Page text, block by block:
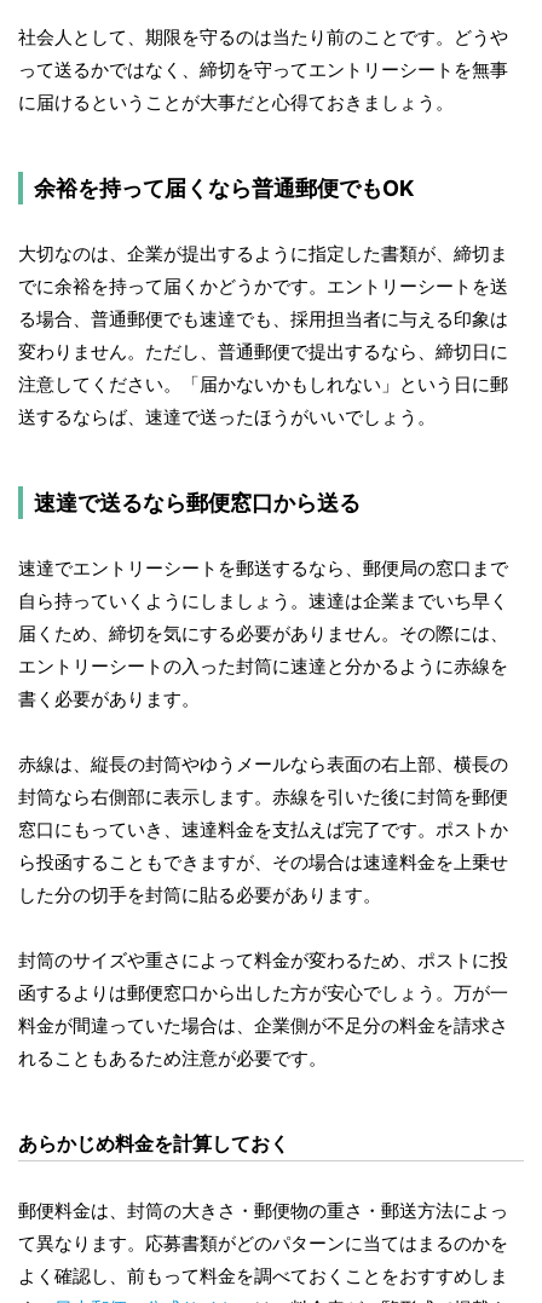
社会人として、期限を守るのは当たり前のことです。どうや
って送るかではなく、締切を守ってエントリーシートを無事
に届けるということが大事だと心得ておきましょう。
余裕を持って届くなら普通郵便でもOK
大切なのは、企業が提出するように指定した書類が、締切ま
でに余裕を持って届くかどうかです。エントリーシートを送
る場合、普通郵便でも速達でも、採用担当者に与える印象は
変わりません。ただし、普通郵便で提出するなら、締切日に
注意してください。「届かないかもしれない」という日に郵
送するならば、速達で送ったほうがいいでしょう。
速達で送るなら郵便窓口から送る
速達でエントリーシートを郵送するなら、郵便局の窓口まで
自ら持っていくようにしましょう。速達は企業までいち早く
届くため、締切を気にする必要がありません。その際には、
エントリーシートの入った封筒に速達と分かるように赤線を
書く必要があります。
赤線は、縦長の封筒やゆうメールなら表面の右上部、横長の
封筒なら右側部に表示します。赤線を引いた後に封筒を郵便
窓口にもっていき、速達料金を支払えば完了です。ポストか
ら投函することもできますが、その場合は速達料金を上乗せ
した分の切手を封筒に貼る必要があります。
封筒のサイズや重さによって料金が変わるため、ポストに投
函するよりは郵便窓口から出した方が安心でしょう。万が一
料金が間違っていた場合は、企業側が不足分の料金を請求さ
れることもあるため注意が必要です。
あらかじめ料金を計算しておく
郵便料金は、封筒の大きさ・郵便物の重さ・郵送方法によっ
て異なります。応募書類がどのパターンに当てはまるのかを
よく確認し、前もって料金を調べておくことをおすすめしま